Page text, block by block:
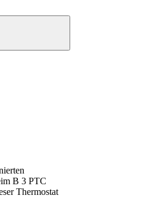
B 3 PTC
Thermostat